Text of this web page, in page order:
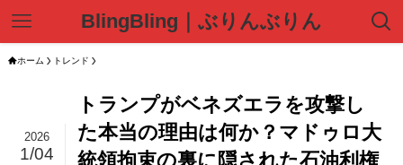
BlingBling｜ぶりんぶりん
ホーム トレンド
トランプがベネズエラを攻撃し
た本当の理由は何か？マドゥロ大
統領拘束の裏に隠された石油利権
2026
1/04